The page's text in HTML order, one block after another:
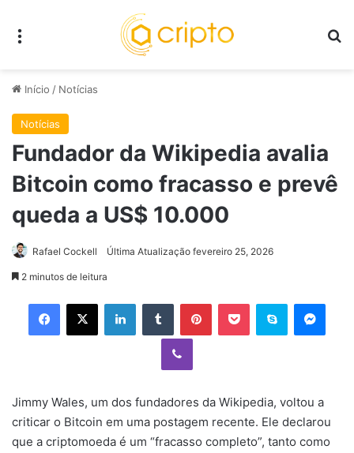
Início / Notícias
Notícias
Fundador da Wikipedia avalia
Bitcoin como fracasso e prevê
queda a US$ 10.000
Rafael Cockell Última Atualização fevereiro 25, 2026
2 minutos de leitura
Facebook
X LinkedinTumblr PinterestPocket Skype
Viber
Jimmy Wales, um dos fundadores da Wikipedia, voltou a
criticar o Bitcoin em uma postagem recente. Ele declarou
que a criptomoeda é um “fracasso completo”, tanto como